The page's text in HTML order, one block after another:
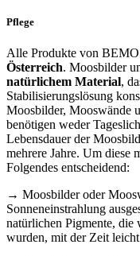
Pflege
Alle Produkte von
Österreich. Moosbilder
natürlichem Material,
Stabilisierungslösung
Moosbilder, Mooswände
benötigen weder
Lebensdauer der
mehrere Jahre. Um diese
Folgendes entscheidend:
→ Moosbilder oder
Sonneneinstrahlung
natürlichen Pigmente, die
wurden, mit der Zeit leicht